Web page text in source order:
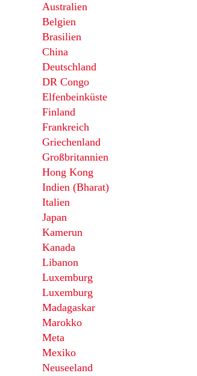
Australien
Belgien
Brasilien
China
Deutschland
DR Congo
Elfenbeinküste
Finland
Frankreich
Griechenland
Großbritannien
Hong Kong
Indien (Bharat)
Italien
Japan
Kamerun
Kanada
Libanon
Luxemburg
Luxemburg
Madagaskar
Marokko
Meta
Mexiko
Neuseeland